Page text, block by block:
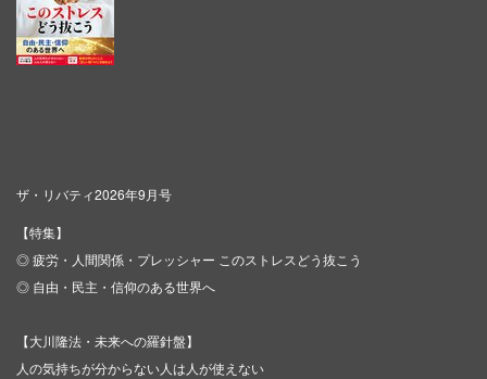
ザ・リバティ2026年9月号
【特集】
◎ 疲労・人間関係・プレッシャー このストレスどう抜こう
◎ 自由・民主・信仰のある世界へ
【大川隆法・未来への羅針盤】
人の気持ちが分からない人は人が使えない